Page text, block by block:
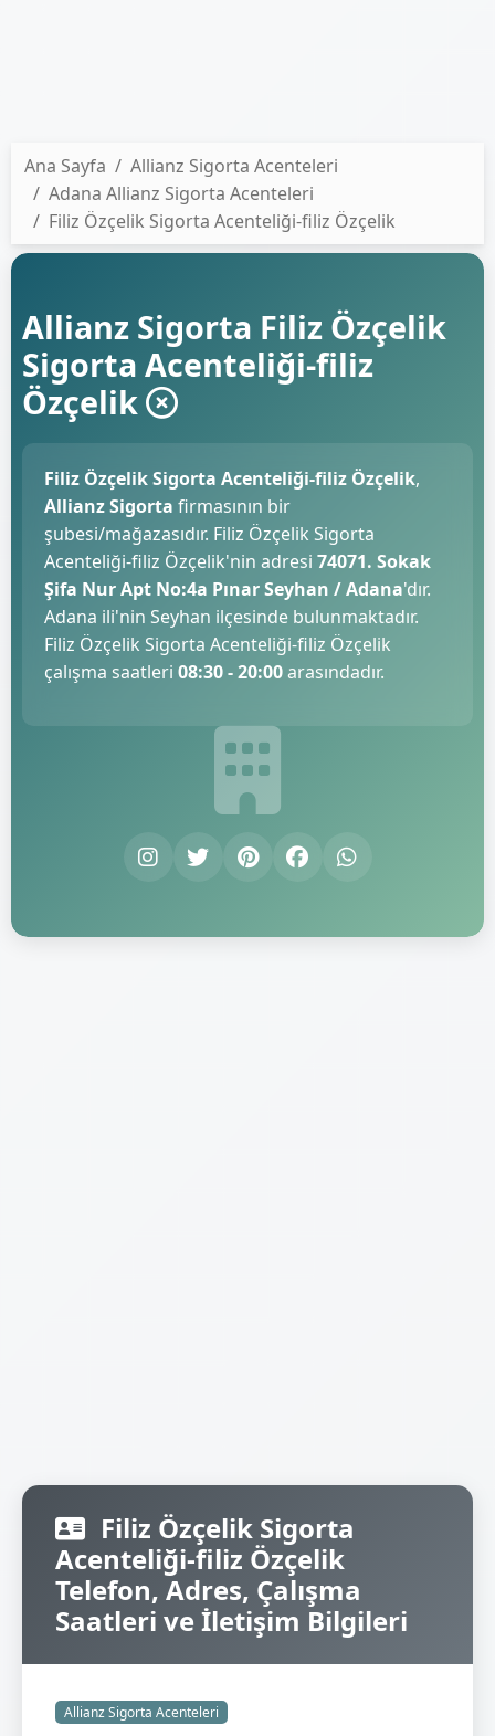
Ana Sayfa
Allianz Sigorta Acenteleri
Adana Allianz Sigorta Acenteleri
Filiz Özçelik Sigorta Acenteliği-filiz Özçelik
Allianz Sigorta Filiz Özçelik
Sigorta Acenteliği-filiz
Özçelik
Filiz Özçelik Sigorta Acenteliği-filiz Özçelik,
Allianz Sigorta firmasının bir
şubesi/mağazasıdır. Filiz Özçelik Sigorta
Acenteliği-filiz Özçelik'nin adresi 74071. Sokak
Şifa Nur Apt No:4a Pınar Seyhan / Adana'dır.
Adana ili'nin Seyhan ilçesinde bulunmaktadır.
Filiz Özçelik Sigorta Acenteliği-filiz Özçelik
çalışma saatleri 08:30 - 20:00arasındadır.
Filiz Özçelik Sigorta
Acenteliği-filiz Özçelik
Telefon, Adres, Çalışma
Saatleri ve İletişim Bilgileri
Allianz Sigorta Acenteleri